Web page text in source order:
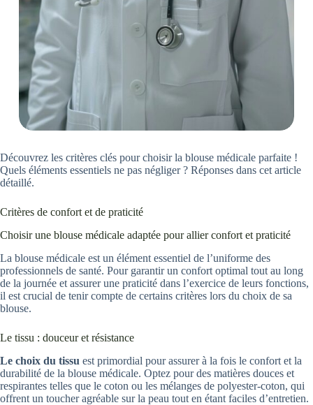
Découvrez les critères clés pour choisir la blouse médicale parfaite !
Quels éléments essentiels ne pas négliger ? Réponses dans cet article
détaillé.
Critères de confort et de praticité
Choisir une blouse médicale adaptée pour allier confort et praticité
La blouse médicale est un élément essentiel de l’uniforme des
professionnels de santé. Pour garantir un confort optimal tout au long
de la journée et assurer une praticité dans l’exercice de leurs fonctions,
il est crucial de tenir compte de certains critères lors du choix de sa
blouse.
Le tissu : douceur et résistance
Le choix du tissu est primordial pour assurer à la fois le confort et la
durabilité de la blouse médicale. Optez pour des matières douces et
respirantes telles que le coton ou les mélanges de polyester-coton, qui
offrent un toucher agréable sur la peau tout en étant faciles d’entretien.